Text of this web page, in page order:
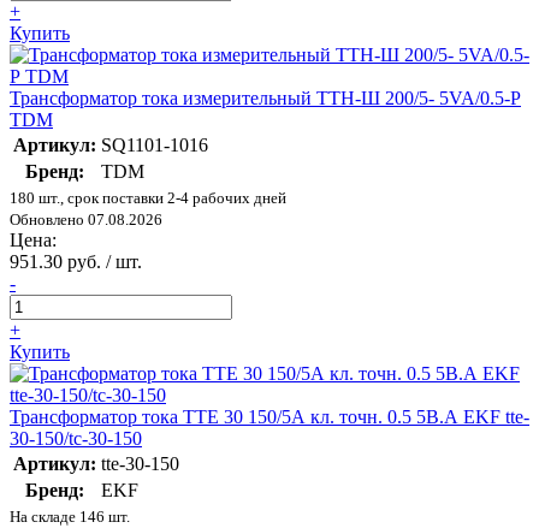
+
Купить
Трансформатор тока измерительный ТТН-Ш 200/5- 5VA/0.5-Р
TDM
Артикул: SQ1101-1016
Бренд:
TDM
180 шт., срок поставки 2-4 рабочих дней
Обновлено 07.08.2026
Цена:
951.30 руб. / шт.
-
+
Купить
Трансформатор тока ТТЕ 30 150/5А кл. точн. 0.5 5В.А EKF tte-
30-150/tc-30-150
Артикул: tte-30-150
Бренд:
EKF
На складе 146 шт.